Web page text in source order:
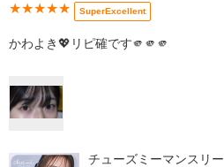
★★★★★ SuperExcellent
かわよき💖リピ確です🫵🫵🫵
チューズミーマンスリー